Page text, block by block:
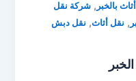
بالخبر ,شركة نقل
, نقل أثاث, نقل دبش